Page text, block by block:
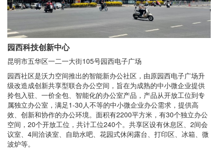
园西科技创新中心
昆明市五华区一二一大街105号园西电子广场
园西社区是沃力空间推出的智能新办公社区，由原园西电子广场升
级改造成创新共享型联合办公空间，旨在为成熟的中小微企业提供
拎包入驻、一价全包、智能化的办公室产品，产品从开放工位到专
属独立办公室，满足1-30人不等的中小微企业办公需求，提供高
效、创新和协作的办公环境。面积有2200平方米，有30个独立办公
空间，20个开放工位，共计工位240个。共享区设有休息区、2间会
议室、4间洽谈室、自助水吧、花园式休闲露台、打印区、冰箱、微
波炉等。